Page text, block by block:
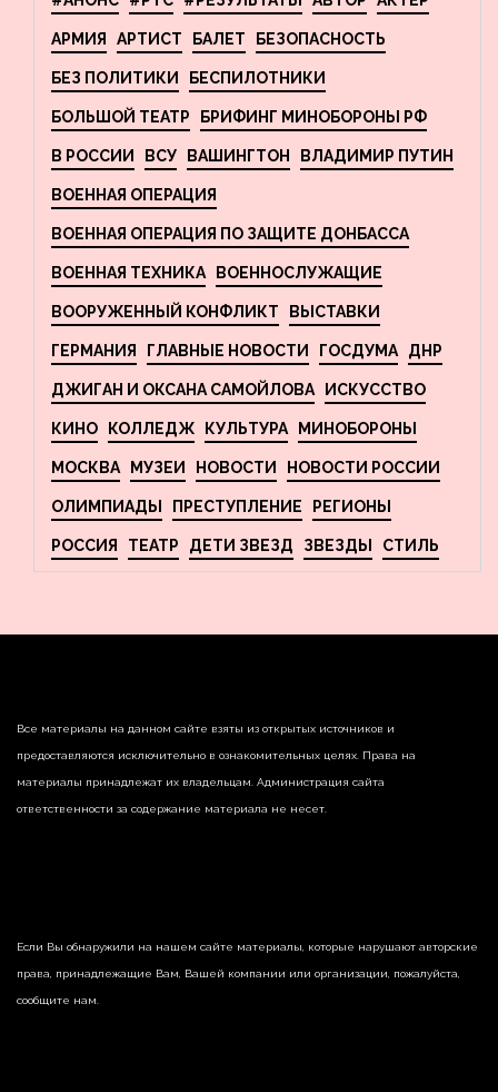
АРМИЯ АРТИСТ БАЛЕТ БЕЗОПАСНОСТЬ
БЕЗ ПОЛИТИКИ БЕСПИЛОТНИКИ
БОЛЬШОЙ ТЕАТР БРИФИНГ МИНОБОРОНЫ РФ
В РОССИИ ВСУ ВАШИНГТОН ВЛАДИМИР ПУТИН
ВОЕННАЯ ОПЕРАЦИЯ
ВОЕННАЯ ОПЕРАЦИЯ ПО ЗАЩИТЕ ДОНБАССА
ВОЕННАЯ ТЕХНИКА ВОЕННОСЛУЖАЩИЕ
ВООРУЖЕННЫЙ КОНФЛИКТ ВЫСТАВКИ
ГЕРМАНИЯ ГЛАВНЫЕ НОВОСТИ ГОСДУМА ДНР
ДЖИГАН И ОКСАНА САМОЙЛОВА ИСКУССТВО
КИНО КОЛЛЕДЖ КУЛЬТУРА МИНОБОРОНЫ
МОСКВА МУЗЕИ НОВОСТИ НОВОСТИ РОССИИ
ОЛИМПИАДЫ ПРЕСТУПЛЕНИЕ РЕГИОНЫ
РОССИЯ ТЕАТР ДЕТИ ЗВЕЗД ЗВЕЗДЫ СТИЛЬ
Все материалы на данном сайте взяты из открытых источников и
предоставляются исключительно в ознакомительных целях. Права на
материалы принадлежат их владельцам. Администрация сайта
ответственности за содержание материала не несет.
Если Вы обнаружили на нашем сайте материалы, которые нарушают авторские
права, принадлежащие Вам, Вашей компании или организации, пожалуйста,
сообщите нам.